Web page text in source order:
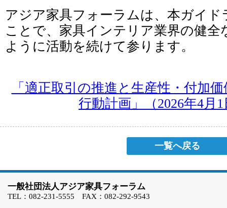
アジア家具フォーラムは、本ガイ
ことで、家具インテリア業界の健全
ように活動を続けて参ります。
「適正取引の推進と生産性・付加
行動計画」（2026年4月
一覧へ戻る
一般社団法人アジア家具フォーラム
TEL：082-231-5555 FAX：082-292-9543